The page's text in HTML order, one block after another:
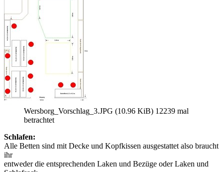
Wersborg_Vorschlag_3.JPG (10.96 KiB) 12239 mal
betrachtet
Schlafen:
Alle Betten sind mit Decke und Kopfkissen ausgestattet also braucht
ihr
entweder die entsprechenden Laken und Bezüge oder Laken und